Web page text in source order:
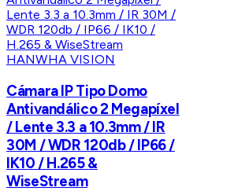
HANWHA VISION
Cámara IP Tipo Domo
Antivandálico 2 Megapíxel
/ Lente 3.3 a 10.3mm / IR
30M / WDR 120db / IP66 /
IK10 / H.265 &
WiseStream